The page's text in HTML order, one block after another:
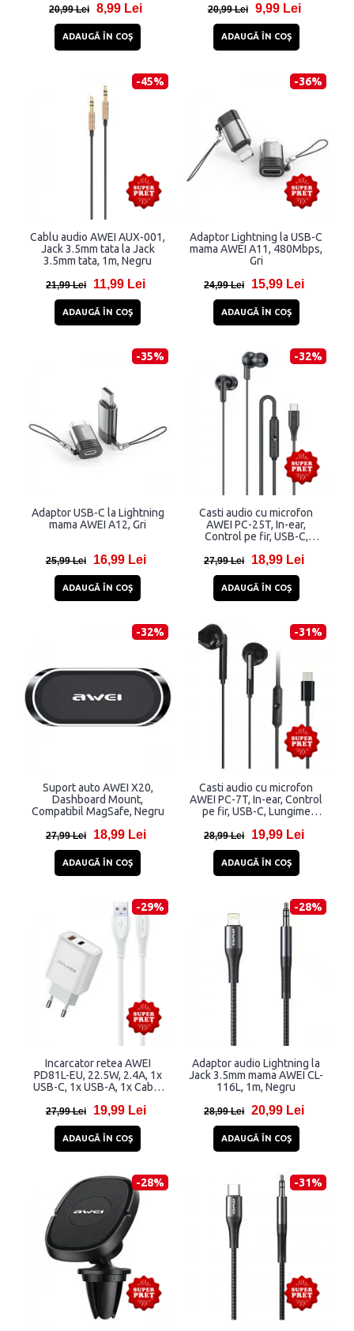
20,99 Lei 8,99 Lei
ADAUGĂ ÎN COŞ
1m, Negru
20,99 Lei 9,99 Lei
ADAUGĂ ÎN COŞ
-45%
Cablu audio AWEI AUX-001,
Jack 3.5mm tata la Jack
3.5mm tata, 1m, Negru
21,99 Lei 11,99 Lei
ADAUGĂ ÎN COŞ
-36%
Adaptor Lightning la USB-C
mama AWEI A11, 480Mbps,
Gri
24,99 Lei 15,99 Lei
ADAUGĂ ÎN COŞ
-35%
Adaptor USB-C la Lightning
mama AWEI A12, Gri
25,99 Lei 16,99 Lei
ADAUGĂ ÎN COŞ
-32%
Casti audio cu microfon
AWEI PC-25T, In-ear,
Control pe fir, USB-C,
27,99 Lei 18,99 Lei
ADAUGĂ ÎN COŞ
-32%
Suport auto AWEI X20,
Dashboard Mount,
Compatibil MagSafe, Negru
27,99 Lei 18,99 Lei
ADAUGĂ ÎN COŞ
-31%
Casti audio cu microfon
AWEI PC-7T, In-ear, Control
pe fir, USB-C, Lungime
28,99 Lei 19,99 Lei
ADAUGĂ ÎN COŞ
-29%
Incarcator retea AWEI
PD81L-EU, 22.5W, 2.4A, 1x
USB-C, 1x USB-A, 1x Cablu
27,99 Lei 19,99 Lei
ADAUGĂ ÎN COŞ
-28%
Adaptor audio Lightning la
Jack 3.5mm mama AWEI CL-
116L, 1m, Negru
28,99 Lei 20,99 Lei
ADAUGĂ ÎN COŞ
-28% -31%